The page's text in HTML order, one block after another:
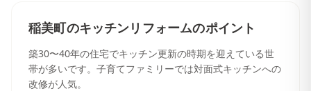
稲美町 のキッチンリフォームのポイント
築30〜40年の住宅でキッチン更新の時期を迎えている世
帯が多いです。子育てファミリーでは対面式キッチンへの
改修が人気。